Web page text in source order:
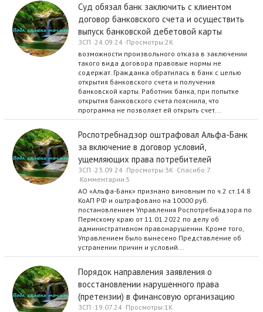
Суд обязал банк заключить с клиентом
договор банковского счета и осуществить
выпуск банковской дебетовой карты
ЗСП 24.09.24 Просмотры 2K
возможности произвольного отказа в заключении
такого вида договора правовые нормы не
содержат. Гражданка обратилась в банк с целью
открытия банковского счета и получения
банковской карты. Работник банка, при попытке
открытия банковского счета пояснила, что
программа не позволяет ей открыть счет...
Роспотребнадзор оштрафовал Альфа-Банк
за включение в договор условий,
ущемляющих права потребителей
ЗСП 23.09.24 Просмотры 3K Спасибо 7
Комментарии 5
АО «Альфа-Банк» признано виновным по ч.2 ст.14.8
КоАП РФ и оштрафовано на 10000 руб.
постановлением Управления Роспотребнадзора по
Пермскому краю от 11.01.2022 по делу об
административном правонарушении. Кроме того,
Управлением было вынесено Представление об
устранении причин и условий...
Порядок направления заявления о
восстановлении нарушенного права
(претензии) в финансовую организацию
ЗСП 19.07.24 Просмотры 1K